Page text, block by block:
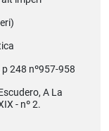
p 248 nº957-958
A La
- nº 2.